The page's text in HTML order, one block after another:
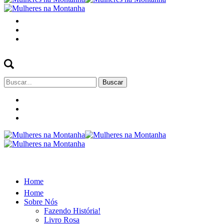
Buscar
por:
Home
Home
Sobre Nós
Fazendo História!
Livro Rosa